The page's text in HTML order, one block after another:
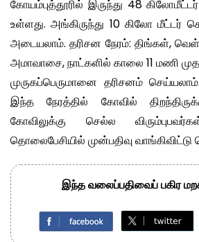
கோயம்புத்தூரில் இருந்து 48 கிலோமீட்டர்
உள்ளது. அங்கிருந்து 10 கிலோ மீட்டர்
அடையலாம். தரிசன நேரம்: திங்கள்,
அமாவாசை, நாட்களில் காலை 11 மணி
முருகப்பெருமானை தரிசனம்
இந்த நேரத்தில் கோவில்
கோவிலுக்கு செல்ல
தொலைபேசியில் முன்பதிவு வாங்கிவிட்டு
இந்த வலைப்பதிவைப் பகிர